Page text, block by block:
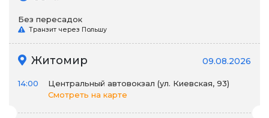
Без пересадок
Транзит через Польшу
Житомир 09.08.2026
14:00
Центральный автовокзал (ул. Киевская, 93)
Смотреть на карте